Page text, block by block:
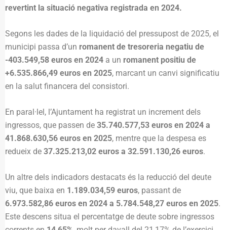
revertint la situació negativa registrada en 2024.
Segons les dades de la liquidació del pressupost de 2025, el
municipi passa d’un romanent de tresoreria negatiu de
-403.549,58 euros en 2024 a un romanent positiu de
+6.535.866,49 euros en 2025, marcant un canvi significatiu
en la salut financera del consistori.
En paral·lel, l’Ajuntament ha registrat un increment dels
ingressos, que passen de 35.740.577,53 euros en 2024 a
41.868.630,56 euros en 2025, mentre que la despesa es
redueix de 37.325.213,02 euros a 32.591.130,26 euros.
Un altre dels indicadors destacats és la reducció del deute
viu, que baixa en 1.189.034,59 euros, passant de
6.973.582,86 euros en 2024 a 5.784.548,27 euros en 2025.
Este descens situa el percentatge de deute sobre ingressos